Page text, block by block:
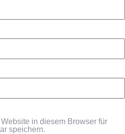
in diesem Browser für
speichern.